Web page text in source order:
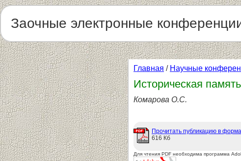
Заочные электронные
Главная / Научные
Историческая
Комарова О.С.
Прочитать публикацию в
616 Кб
Для чтения PDF необходима программа